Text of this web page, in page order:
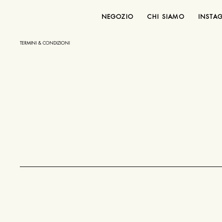
NEGOZIO CHI SIAMO
TERMINI & CONDIZIONI